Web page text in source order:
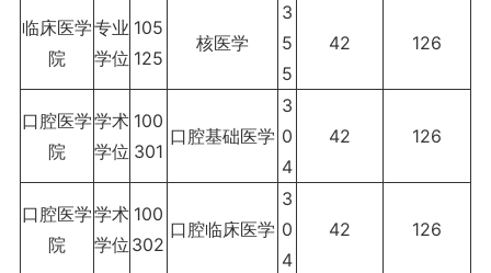
临床医学
院
专业
学位
105
125
核医学
3
5
5
42 126
口腔医学
院
学术
学位
100
301
口腔基础医学
3
0
4
42 126
口腔医学
院
学术
学位
100
302
口腔临床医学
3
0
4
42 126